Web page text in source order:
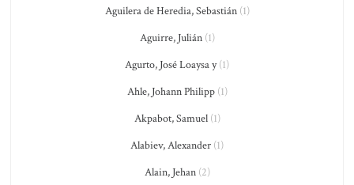
Aguilera de Heredia, Sebastián(1)
Aguirre, Julián(1)
Agurto, José Loaysa y(1)
Ahle, Johann Philipp(1)
Akpabot, Samuel(1)
Alabiev, Alexander (1)
Alain, Jehan(2)